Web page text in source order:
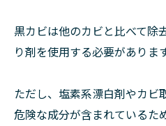
黒カビは他のカビと比べて除
り剤を使用する必要があります
ただし、塩素系漂白剤やカビ
危険な成分が含まれているた